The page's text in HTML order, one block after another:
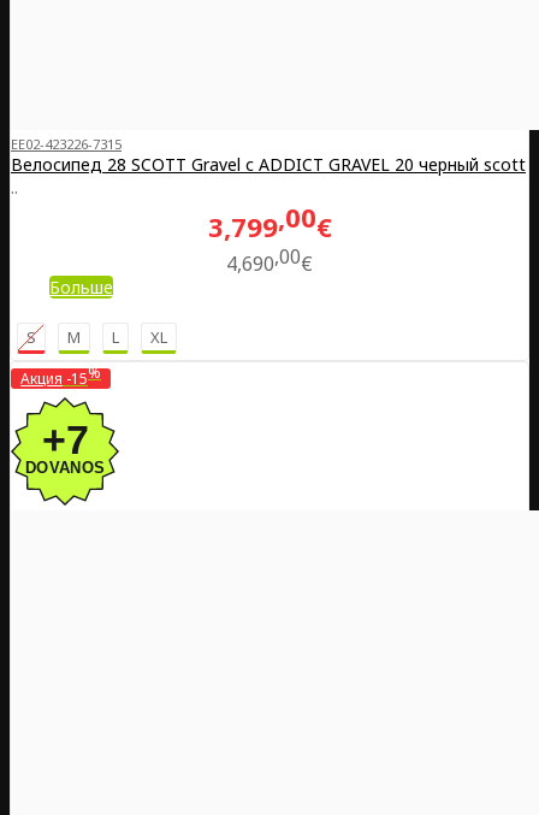
EE02-423226-7315
Велосипед 28 SCOTT Gravel с ADDICT GRAVEL 20 черный scott
..
3,799 00€
4,690 00€
Больше
S M L XL
Акция -15%